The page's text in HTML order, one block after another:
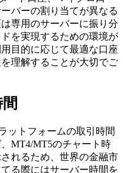
バーの割り当てが異なる
専用のサーバーに振り分
を実現するための環境が
目的に応じて最適な口座
理解することが大切でご
ットフォームの取引時間
MT4/MT5のチャート時
れるため、世界の金融市
る際にはサーバー時間を